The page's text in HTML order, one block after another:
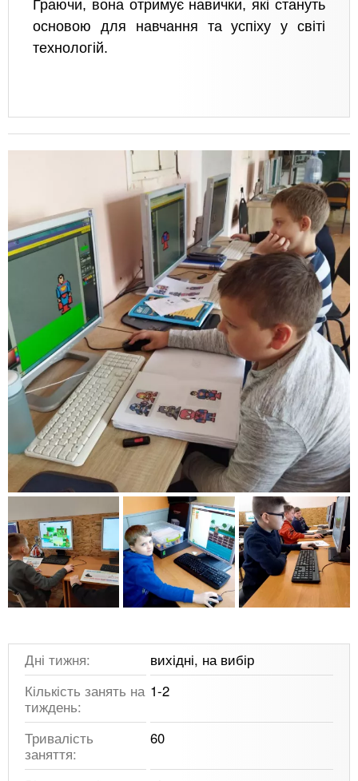
Граючи, вона отримує навички, які стануть
основою для навчання та успіху у світі
технологій.
Дні тижня:
вихідні, на вибір
Кількість занять на
тиждень:
1-2
Тривалість
заняття:
60